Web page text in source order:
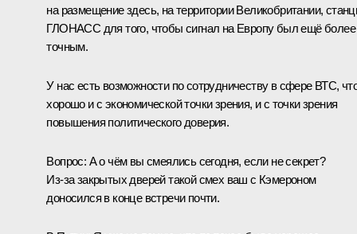
на размещение здесь, на территории Великобритании,
ГЛОНАСС для того, чтобы сигнал на Европу был ещё более
точным.
У нас есть возможности по сотрудничеству в сфере ВТС,
хорошо и с экономической точки зрения, и с точки зрения
повышения политического доверия.
Вопрос: А о чём вы смеялись сегодня, если не секрет?
Из‑за закрытых дверей такой смех ваш с Кэмероном
доносился в конце встречи почти.